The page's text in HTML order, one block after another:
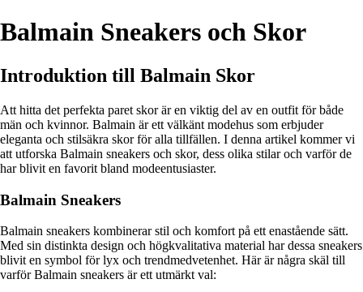
Balmain Sneakers och Skor
Introduktion till Balmain Skor
Att hitta det perfekta paret skor är en viktig del av en outfit för både
män och kvinnor. Balmain är ett välkänt modehus som erbjuder
eleganta och stilsäkra skor för alla tillfällen. I denna artikel kommer vi
att utforska Balmain sneakers och skor, dess olika stilar och varför de
har blivit en favorit bland modeentusiaster.
Balmain Sneakers
Balmain sneakers kombinerar stil och komfort på ett enastående sätt.
Med sin distinkta design och högkvalitativa material har dessa sneakers
blivit en symbol för lyx och trendmedvetenhet. Här är några skäl till
varför Balmain sneakers är ett utmärkt val: